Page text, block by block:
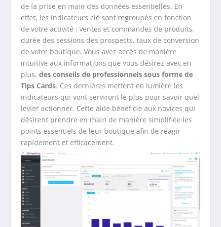
de la prise en main des données essentielles. En
effet, les indicateurs clé sont regroupés en fonction
de votre activité : ventes et commandes de produits,
durée des sessions des prospects, taux de conversion
de votre boutique. Vous avez accès de manière
intuitive aux informations que vous désirez avec en
plus,des conseils de professionnels sous forme de
Tips Cards. Ces dernières mettent en lumière les
indicateurs qui vont serviront le plus pour savoir quel
levier actionner. Cette aide bénéficie aux novices qui
désirent prendre en main de manière simplifiée les
points essentiels de leur boutique afin de réagir
rapidement et efficacement.